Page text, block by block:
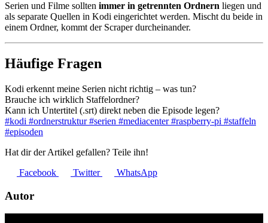
Serien und Filme sollten immer in getrennten Ordnern liegen und
als separate Quellen in Kodi eingerichtet werden. Mischt du beide in
einem Ordner, kommt der Scraper durcheinander.
Häufige Fragen
Kodi erkennt meine Serien nicht richtig – was tun?
Brauche ich wirklich Staffelordner?
Kann ich Untertitel (.srt) direkt neben die Episode legen?
#kodi #ordnerstruktur#serien #mediacenter#raspberry-pi #staffeln
#episoden
Hat dir der Artikel gefallen? Teile ihn!
Facebook
Twitter WhatsApp
Autor